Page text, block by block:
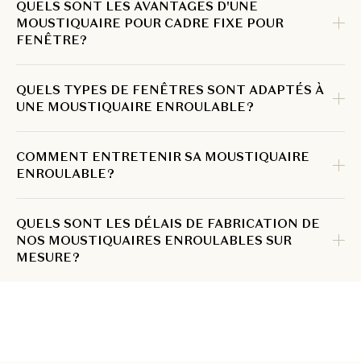
QUELS SONT LES AVANTAGES D'UNE
MOUSTIQUAIRE POUR CADRE FIXE POUR
FENÊTRE?
QUELS TYPES DE FENÊTRES SONT ADAPTÉS À
UNE MOUSTIQUAIRE ENROULABLE ?
COMMENT ENTRETENIR SA MOUSTIQUAIRE
ENROULABLE ?
QUELS SONT LES DÉLAIS DE FABRICATION DE
NOS MOUSTIQUAIRES ENROULABLES SUR
MESURE ?